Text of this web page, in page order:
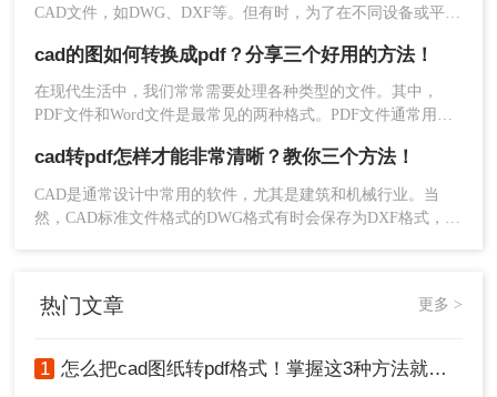
以上是就是cad转pdf怎么弄的三种方法。你可以根
据自己的需求和习惯选择适合的方法。无论使用哪
种方法，都需要注意在转换前对CAD文件进行适当
的配置和调整，以确保转换后的PDF文件质量符合
要求。
CAD文件，如DWG、DXF等。但有时，为了在不同设备或平台
式，如PDF。PDF（Portable Document Format）是一种广泛使
用的文件格式，可以在不同操作系统和设备上轻松查看和打
印。那么cad转pdf怎么转呢？下面，我们将介绍三种将CAD文
cad的图如何转换成pdf？分享三个好用的方法！
在现代生活中，我们常常需要处理各种类型的文件。其中，
PDF文件和Word文件是最常见的两种格式。PDF文件通常用于
cad转pdf怎样才能非常清晰？教你三个方法！
CAD是通常设计中常用的软件，尤其是建筑和机械行业。当
然，CAD标准文件格式的DWG格式有时会保存为DXF格式，便
看cad转pdf的操作方法吧~
热门文章 更多 >
1 怎么把cad图纸转pdf格式！掌握这3种方法就可以